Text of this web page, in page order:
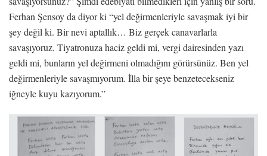
Ferhan Şensoy da diyor ki “yel değirmenleriyle savaşmak iyi bir
şey değil ki. Bir nevi aptallık… Biz gerçek canavarlarla
savaşıyoruz. Tiyatronuza haciz geldi mi, vergi dairesinden yazı
geldi mi, bunların yel değirmeni olmadığını görürsünüz. Ben yel
değirmenleriyle savaşmıyorum. İlla bir şeye benzetecekseniz
iğneyle kuyu kazıyorum.”